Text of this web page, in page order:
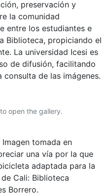
preservación y
la comunidad
entre los estudiantes e
Biblioteca, propiciando el
La universidad Icesi es
de difusión, facilitando
de las imágenes.
open the gallery.
tomada en
una vía por la que
adaptada para la
Cali: Biblioteca
Borrero.